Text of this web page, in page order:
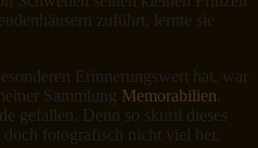
zuführt, lernte sie
Erinnerungswert hat, war
Sammlung Memorabilien.
gefallen. Denn so skuril dieses
fotografisch nicht viel her.